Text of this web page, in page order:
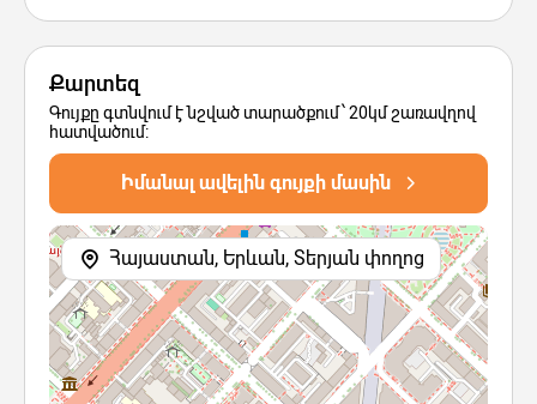
Քարտեզ
Գույքը գտնվում է նշված տարածքում՝ 20կմ շառավղով
հատվածում:
Իմանալ ավելին գույքի մասին
Հայաստան, Երևան, Տերյան փողոց